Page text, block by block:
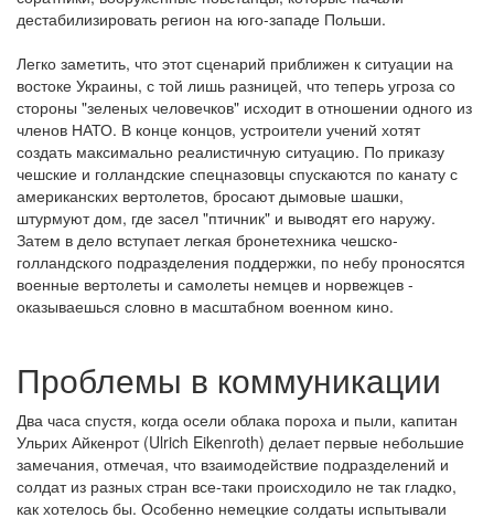
дестабилизировать регион на юго-западе Польши.
Легко заметить, что этот сценарий приближен к ситуации на
востоке Украины, с той лишь разницей, что теперь угроза со
стороны "зеленых человечков" исходит в отношении одного из
членов НАТО. В конце концов, устроители учений хотят
создать максимально реалистичную ситуацию. По приказу
чешские и голландские спецназовцы спускаются по канату с
американских вертолетов, бросают дымовые шашки,
штурмуют дом, где засел "птичник" и выводят его наружу.
Затем в дело вступает легкая бронетехника чешско-
голландского подразделения поддержки, по небу проносятся
военные вертолеты и самолеты немцев и норвежцев -
оказываешься словно в масштабном военном кино.
Проблемы в коммуникации
Два часа спустя, когда осели облака пороха и пыли, капитан
Ульрих Айкенрот (Ulrich Eikenroth) делает первые небольшие
замечания, отмечая, что взаимодействие подразделений и
солдат из разных стран все-таки происходило не так гладко,
как хотелось бы. Особенно немецкие солдаты испытывали